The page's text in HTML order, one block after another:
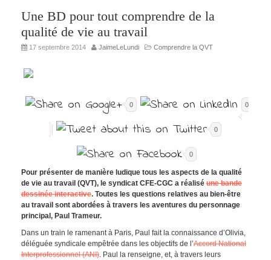
Une BD pour tout comprendre de la
qualité de vie au travail
17 septembre 2014 JaimeLeLundi Comprendre la QVT
0 0
0
0
Pour présenter de manière ludique tous les aspects de la qualité
de vie au travail (QVT), le syndicat CFE-CGC a réaliséune bande
dessinée interactive. Toutes les questions relatives au bien-être
au travail sont abordées à travers les aventures du personnage
principal, Paul Trameur.
Dans un train le ramenant à Paris, Paul fait la connaissance d’Olivia,
déléguée syndicale empêtrée dans les objectifs de l’Accord National
Interprofessionnel (ANI). Paul la renseigne, et, à travers leurs